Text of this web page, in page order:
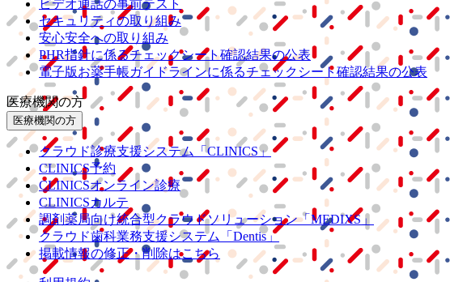
ビデオ通話の事前テスト
セキュリティの取り組み
安心安全への取り組み
PHR指針に係るチェックシート確認結果の公表
電子版お薬手帳ガイドラインに係るチェックシート確認結果の公表
医療機関の方
医療機関の方
クラウド診療支援システム
「CLINICS」
CLINICS予約
CLINICSオンライン診療
CLINICSカルテ
調剤薬局向け統合型クラウドソリューション「MEDIXS」
クラウド歯科業務支援システム
「Dentis」
掲載情報の修正・削除はこちら